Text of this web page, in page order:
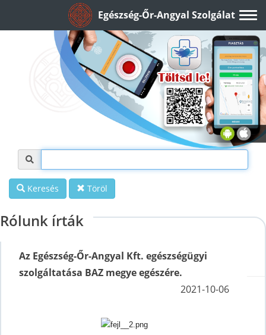
Egészség-Őr-Angyal Szolgálat
Keresés Töröl
Rólunk írták
Az Egészség-Őr-Angyal Kft. egészségügyi
szolgáltatása BAZ megye egészére.
2021-10-06